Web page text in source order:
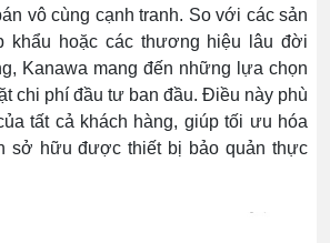
vô cùng cạnh tranh. So với các sản
khẩu hoặc các thương hiệu lâu đời
Kanawa mang đến những lựa chọn
chi phí đầu tư ban đầu. Điều này phù
tất cả khách hàng, giúp tối ưu hóa
sở hữu được thiết bị bảo quản thực